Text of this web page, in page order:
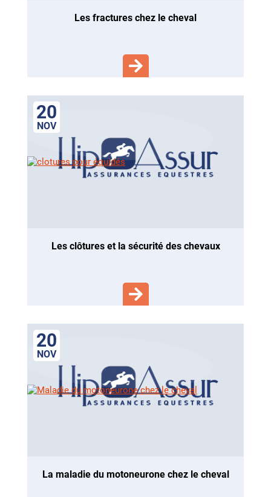
les fractures chez le cheval
20
NOV
les clôtures et la sécurité des chevaux
20
NOV
la maladie du motoneurone chez le cheval